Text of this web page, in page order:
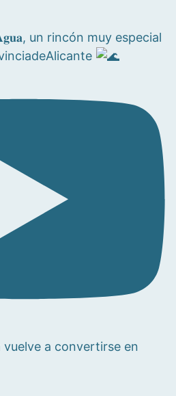
𝐀𝐠𝐮𝐚, un rincón muy especial
a convertirse en